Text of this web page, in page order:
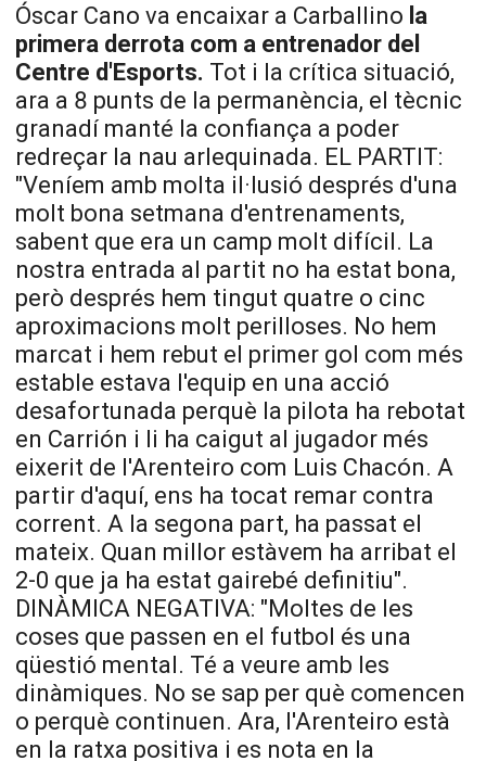
Óscar Cano va encaixar a Carballino la
primera derrota com a entrenador del
Centre d'Esports. Tot i la crítica situació,
ara a 8 punts de la permanència, el tècnic
granadí manté la confiança a poder
redreçar la nau arlequinada. EL PARTIT:
"Veníem amb molta il·lusió després d'una
molt bona setmana d'entrenaments,
sabent que era un camp molt difícil. La
nostra entrada al partit no ha estat bona,
però després hem tingut quatre o cinc
aproximacions molt perilloses. No hem
marcat i hem rebut el primer gol com més
estable estava l'equip en una acció
desafortunada perquè la pilota ha rebotat
en Carrión i li ha caigut al jugador més
eixerit de l'Arenteiro com Luis Chacón. A
partir d'aquí, ens ha tocat remar contra
corrent. A la segona part, ha passat el
mateix. Quan millor estàvem ha arribat el
2-0 que ja ha estat gairebé definitiu".
DINÀMICA NEGATIVA: "Moltes de les
coses que passen en el futbol és una
qüestió mental. Té a veure amb les
dinàmiques. No se sap per què comencen
o perquè continuen. Ara, l'Arenteiro està
en la ratxa positiva i es nota en la